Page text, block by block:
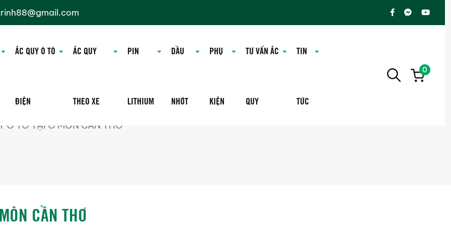
ẮC QUY Ô TÔ
ĐIỆN
ẮC QUY
THEO XE
PIN
LITHIUM
DẦU
NHỚT
PHỤ
KIỆN
TƯ VẤN ẮC
QUY
TIN
TỨC
0
Ô TÔ TẠI Ô MÔN CẦN THƠ
CẦN THƠ